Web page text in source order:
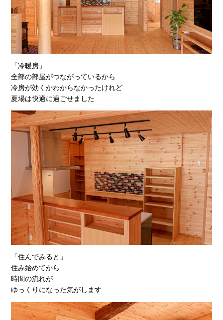
「冷暖房」
全部の部屋がつながっているから
冷房が効くかわからなかったけれど
夏場は快適に過ごせました
「住んでみると」
住み始めてから
時間の流れが
ゆっくりになった気がします